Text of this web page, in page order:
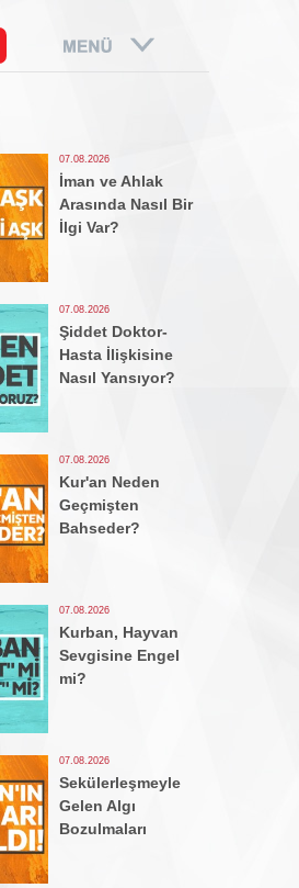
07.08.2026
İman ve Ahlak
Arasında Nasıl Bir
İlgi Var?
07.08.2026
Şiddet Doktor-
Hasta İlişkisine
Nasıl Yansıyor?
07.08.2026
Kur'an Neden
Geçmişten
Bahseder?
07.08.2026
Kurban, Hayvan
Sevgisine Engel
mi?
07.08.2026
Sekülerleşmeyle
Gelen Algı
Bozulmaları